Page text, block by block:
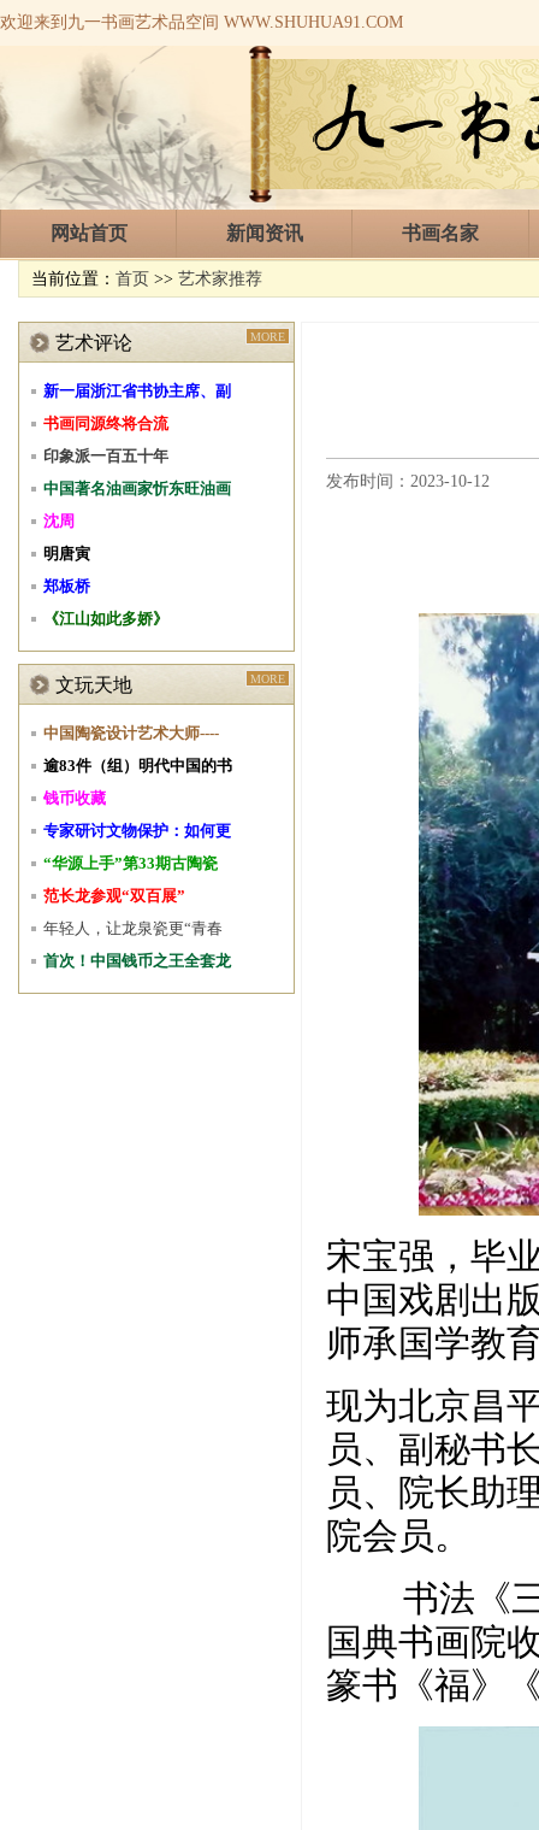
欢迎来到九一书画艺术品空间 WWW.SHUHUA91.COM
网站首页 新闻资讯 书画名家
当前位置： 首页 >> 艺术家推荐
发布时间：2023-10-12
宋宝强，毕
中国戏剧出
师承国学教
现为北京昌
员、副秘书
员、院长助
院会员。
书法《三
国典书画院
篆书《福》
艺术评论 MORE
新一届浙江省书协主席、副
书画同源终将合流
印象派一百五十年
中国著名油画家忻东旺油画
沈周
明唐寅
郑板桥
《江山如此多娇》
文玩天地 MORE
中国陶瓷设计艺术大师----
逾83件（组）明代中国的书
钱币收藏
专家研讨文物保护：如何更
“华源上手”第33期古陶瓷
范长龙参观“双百展”
年轻人，让龙泉瓷更“青春
首次！中国钱币之王全套龙